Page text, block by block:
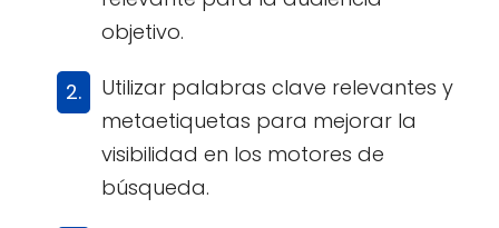
objetivo.
Utilizar palabras clave relevantes y
metaetiquetas para mejorar la
visibilidad en los motores de
búsqueda.